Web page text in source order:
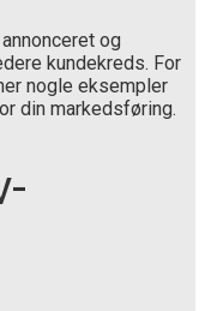
og
kundekreds. For
nogle eksempler
din markedsføring.